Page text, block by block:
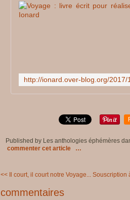
Published by Les anthologies éphémères
commenter cet article
…
<< Il court, il court notre Voyage... Souscription
commentaires